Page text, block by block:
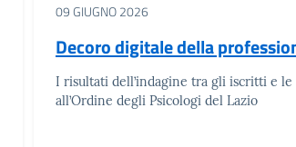
09 GIUGNO 2026
Decoro digitale della
I risultati dell’indagine tra gli iscritti e
all’Ordine degli Psicologi del Lazio